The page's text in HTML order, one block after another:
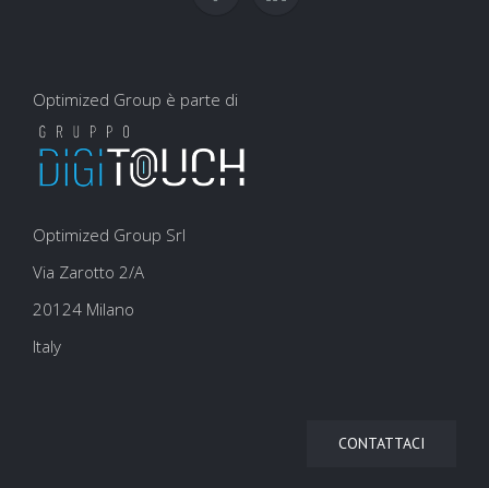
Optimized Group è parte di
Optimized Group Srl
Via Zarotto 2/A
20124 Milano
Italy
CONTATTACI